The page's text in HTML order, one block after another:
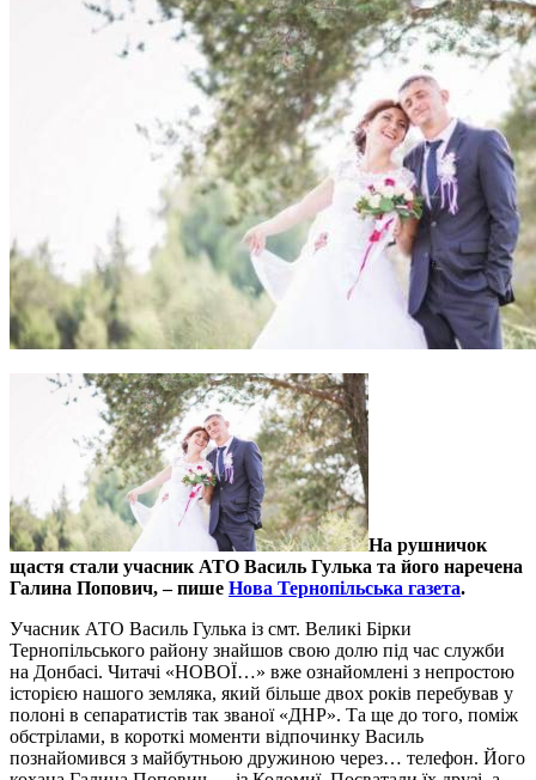
На рушничок
щастя стали учасник АТО Василь Гулька та його наречена
Галина Попович, – пише Нова Тернопільська газета.
Учасник АТО Василь Гулька із смт. Великі Бірки
Тернопільського району знайшов свою долю під час служби
на Донбасі. Читачі «НОВОЇ…» вже ознайомлені з непростою
історією нашого земляка, який більше двох років перебував у
полоні в сепаратистів так званої «ДНР». Та ще до того, поміж
обстрілами, в короткі моменти відпочинку Василь
познайомився з майбутньою дружиною через… телефон. Його